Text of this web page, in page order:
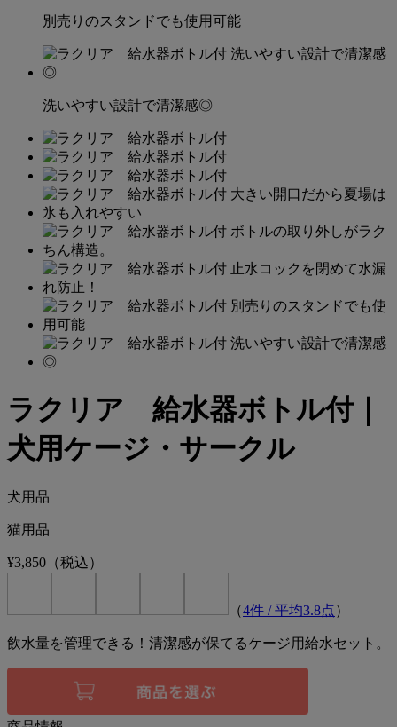
別売りのスタンドでも使用可能
洗いやすい設計で清潔感◎
ラクリア 給水器ボトル付｜
犬用ケージ・サークル
犬用品
猫用品
¥3,850 （税込）
（4件 / 平均3.8点）
飲水量を管理できる！清潔感が保てるケージ用給水セット。